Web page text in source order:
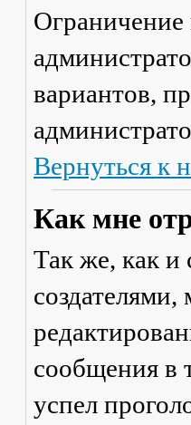
Ограничение
вариантов,
Вернуться к
Как мне
Так же, как и
сообщения в
успел